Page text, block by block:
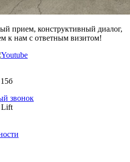
прием, конструктивный диалог,
к нам с ответным визитом!
звонок
Lift